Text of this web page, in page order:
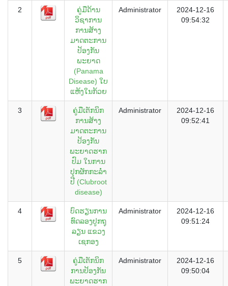
2
ຄູ່ມືດ້ານ
ວິຊາການ
ການສ້າງ
ມາດຕະການ
ປ້ອງກັນ
ພະຍາດ
(Panama
Disease) ໃບ
ແຫ້ງໃນກ້ວຍ
Administrator
2024-12-16
09:54:32
3
ຄູ່ມືເຕັກນິກ
ການສ້າງ
ມາດຕະການ
ປ້ອງກັນ
ພະຍາດຮາກ
ປົມ ໃນການ
ປຸກຜັກກະລ່ຳ
ປີ (Clubroot
disease)
Administrator
2024-12-16
09:52:41
4
ບົດຮຽນການ
ທົດລອງປູກຖຸ
ລຽນ ແຂວງ
ເຊກອງ
Administrator
2024-12-16
09:51:24
5
ຄູ່ມືເຕັກນິກ
ການປ້ອງກັນ
ພະຍາດຮາກ
Administrator
2024-12-16
09:50:04